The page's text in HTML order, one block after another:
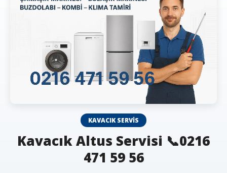
KAVACIK SERVIS
Kavacık Altus Servisi 📞0216
471 59 56